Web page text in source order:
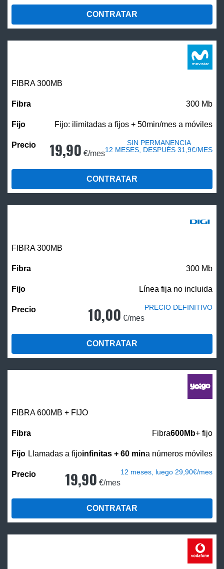
CONTRATAR
FIBRA 300MB
300 Mb
Fijo: ilimitadas a fijos + 50min/mes a móviles
19,90 €/mes
SIN PERMANENCIA
12 MESES, DESPUÉS 31,9€/MES
CONTRATAR
FIBRA 300MB
300 Mb
Línea fija no incluida
10,00 €/mes
PRECIO DEFINITIVO
CONTRATAR
FIBRA 600MB + FIJO
Fibra600Mb+ fijo
Llamadas a fijoinfinitas + 60 mina números móviles
19,90 €/mes
12 meses, luego 29,90€/mes
CONTRATAR